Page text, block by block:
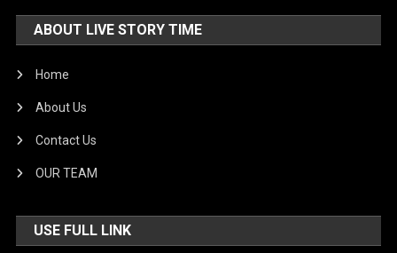
ABOUT LIVE STORY TIME
Home
About Us
Contact Us
OUR TEAM
USE FULL LINK